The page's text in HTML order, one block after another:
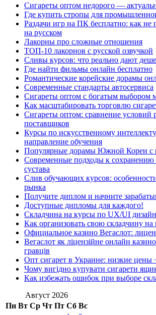
Сигареты оптом недорого —
Где купить стропы для
Раздачи игр на ПК бесплатно: как не
на русском
Лакорны про сложные отношения
ТОП-10 лакорнов с русской озвучкой
Сливы курсов: что реально дают
Где найти фильмы онлайн бесплатно
Романтические корейские дорамы
Современные стандарты автосервиса
Сигареты оптом с богатым выбором
Как масштабировать торговлю
Сигареты оптом: сравнение условий
поставщиков
Курсы по искусственному
направление обучения
Популярные дорамы Южной Кореи с
Современные подходы к сохранению
сустава
Слив обучающих курсов:
рынка
Получите диплом и начните
Доступные дипломы для каждого!
Складчина на курсы по UX/UI
Как организовать свою складчину на
Официальное казино Вегаслот:
Вегаслот як ліцензійне онлайн
гравців
Опт сигарет в Украине: низкие цены
Чому вигідно купувати сигарети
Как избежать ошибок при выборе
Август 2026
Пн Вт Ср Чт Пт Сб Вс